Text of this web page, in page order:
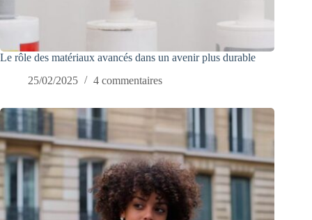
Le rôle des matériaux avancés dans un avenir plus durable
25/02/2025
4 commentaires